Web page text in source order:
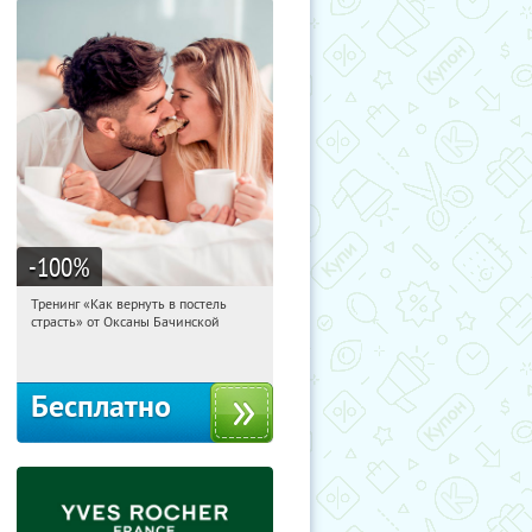
-100%
15:10:25 Получили:
Тренинг «Как вернуть в постель
страсть» от Оксаны Бачинской
Бесплатно